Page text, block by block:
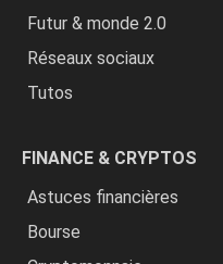
Futur & monde 2.0
Réseaux sociaux
Tutos
FINANCE & CRYPTOS
Astuces financières
Bourse